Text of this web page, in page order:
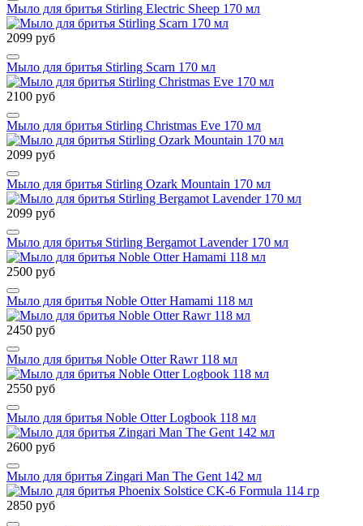
Мыло для бритья Stirling Electric Sheep 170 мл
2099 руб
Мыло для бритья Stirling Scarn 170 мл
2100 руб
Мыло для бритья Stirling Christmas Eve 170 мл
2099 руб
Мыло для бритья Stirling Ozark Mountain 170 мл
2099 руб
Мыло для бритья Stirling Bergamot Lavender 170 мл
2500 руб
Мыло для бритья Noble Otter Hamami 118 мл
2450 руб
Мыло для бритья Noble Otter Rawr 118 мл
2550 руб
Мыло для бритья Noble Otter Logbook 118 мл
2600 руб
Мыло для бритья Zingari Man The Gent 142 мл
2850 руб